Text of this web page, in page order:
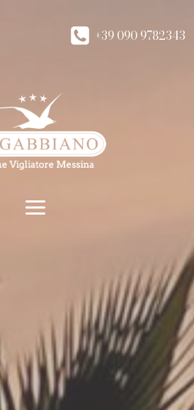
+39 090 9782343